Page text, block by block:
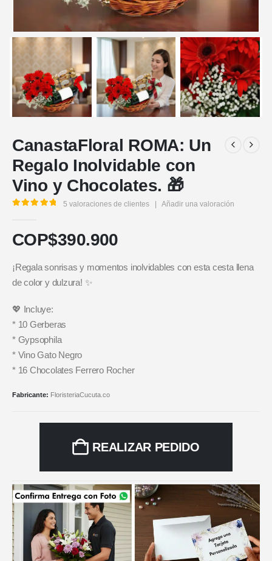
CanastaFloral ROMA: Un
Regalo Inolvidable con
Vino y Chocolates. 🎁
5 valoraciones de clientes | Añadir una valoración
COP$390.900
¡Regala sonrisas y momentos inolvidables con esta cesta llena
de color y dulzura! ✨
💖 Incluye:
* 10 Gerberas
* Gypsophila
* Vino Gato Negro
* 16 Chocolates Ferrero Rocher
Fabricante: FloristeriaCucuta.co
REALIZAR PEDIDO